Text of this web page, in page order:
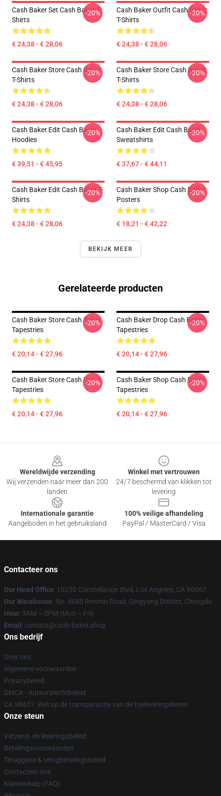
Cash Baker Set Cash Baker T-
Shirts
€ 24,38 - € 28,06
-20%
Cash Baker Outfit Cash Baker
T-Shirts
€ 24,38 - € 28,06
-20%
Cash Baker Store Cash Baker
T-Shirts
€ 24,38 - € 28,06
-20%
Cash Baker Store Cash Baker
T-Shirts
€ 24,38 - € 28,06
-20%
Cash Baker Edit Cash Baker
Hoodies
€ 39,51 - € 45,95
-20%
Cash Baker Edit Cash Baker
Sweatshirts
€ 37,67 - € 44,11
-20%
Cash Baker Edit Cash Baker T-
Shirts
€ 24,38 - € 28,06
-20%
Cash Baker Shop Cash Baker
Posters
€ 18,21 - € 42,22
-20%
BEKIJK MEER
Gerelateerde producten
Cash Baker Store Cash Baker
Tapestries
€ 20,14 - € 27,96
-20%
Cash Baker Drop Cash Baker
Tapestries
€ 20,14 - € 27,96
-20%
Cash Baker Store Cash Baker
Tapestries
€ 20,14 - € 27,96
-20%
Cash Baker Shop Cash Baker
Tapestries
€ 20,14 - € 27,96
-20%
Wereldwijde verzending
Wij verzenden naar meer dan 200
landen
Winkel met vertrouwen
24/7 beschermd van klikken tot
levering
Internationale garantie
Aangeboden in het gebruiksland
100% veilige afhandeling
PayPal / MasterCard / Visa
Contacteer ons
Our Head Office: 10250 Constellation Blvd, Los Angeles, CA 90067
Our Warehouse: No. 4040 Renmin Road, Qingyang District, Chengdu
Hour: 9AM – 5PM (Mon – Fri)
Email : contact@cash-baker.shop
Ons bedrijf
Over ons
Algemene voorwaarden
Privacybeleid
DMCA - Auteursrechtbeleid
CA SB657: Wet op de transparantie van de toeleveringsketen
Onze steun
Verzend- en leveringsbeleid
Betalingsvoorwaarden
Teruggave & terugbetalingsbeleid
Contacteer ons
Klantenhulp (FAQ)